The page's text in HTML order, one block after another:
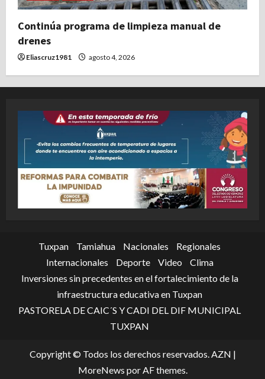
Continúa programa de limpieza manual de
drenes
Eliascruz1981 agosto 4, 2026
Tuxpan Tamiahua Nacionales
Regionales
Internacionales
Deporte Video
Clima
Inversiones sin precedentes en el fortalecimiento de la
infraestructura educativa en Tuxpan
PASTORELA DE CAIC´S Y CADI DEL DIF MUNICIPAL
TUXPAN
Copyright © Todos los derechos reservados. AZN |
MoreNews por AF themes.